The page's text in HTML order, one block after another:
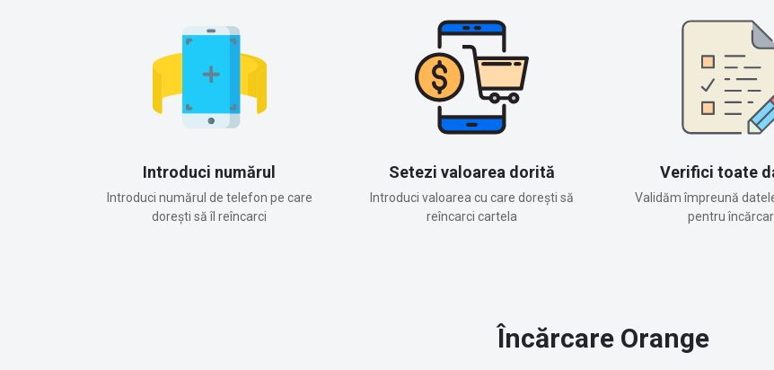
Introduci numărul
Introduci numărul de telefon pe care
dorești să îl reîncarci
Setezi valoarea dorită
Introduci valoarea cu care dorești să
reîncarci cartela
Verifici toate
Validăm împreună
pentru
Încărcare Orange